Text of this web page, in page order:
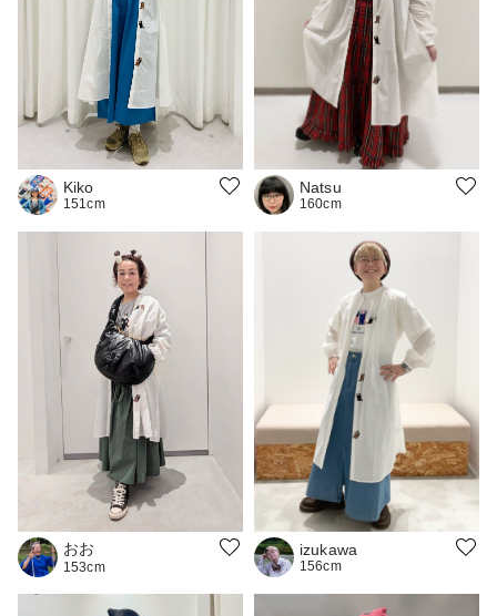
Kiko
151cm
Natsu
160cm
おお
153cm
izukawa
156cm